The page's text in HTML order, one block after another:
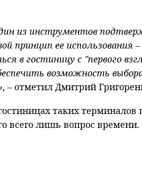
из инструментов
принцип ее
в гостиницу с "первого
возможность
, – отметил Дмитрий
таких
всего лишь вопрос времени.